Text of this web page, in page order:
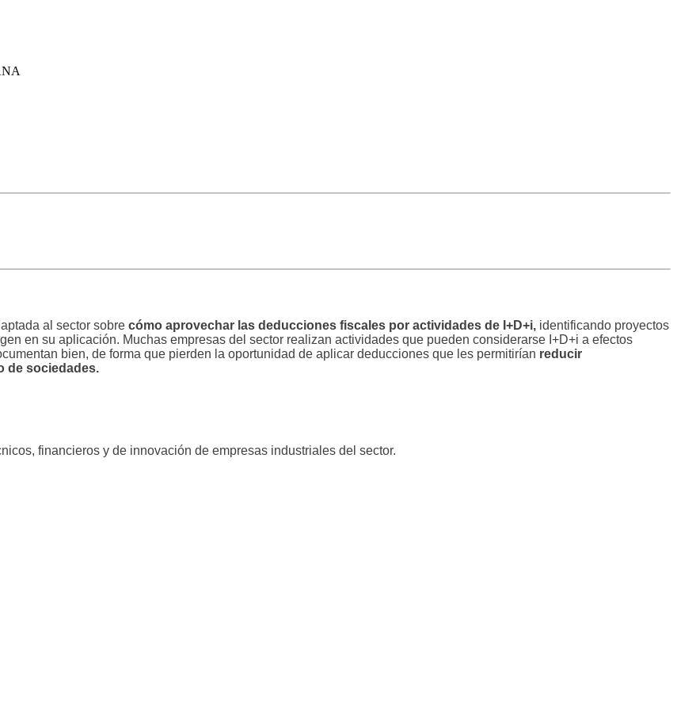
al sector sobre cómo aprovechar las deducciones fiscales por actividades de I+D+i, identificando proyectos
en su aplicación. Muchas empresas del sector realizan actividades que pueden considerarse I+D+i a efectos
bien, de forma que pierden la oportunidad de aplicar deducciones que les permitirían reducir
de sociedades.
financieros y de innovación de empresas industriales del sector.